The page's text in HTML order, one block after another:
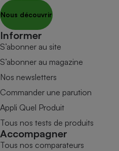
Nous découvrir
Informer
S’abonner au site
S’abonner au magazine
Nos newsletters
Commander une parution
Appli Quel Produit
Tous nos tests de produits
Accompagner
Tous nos comparateurs